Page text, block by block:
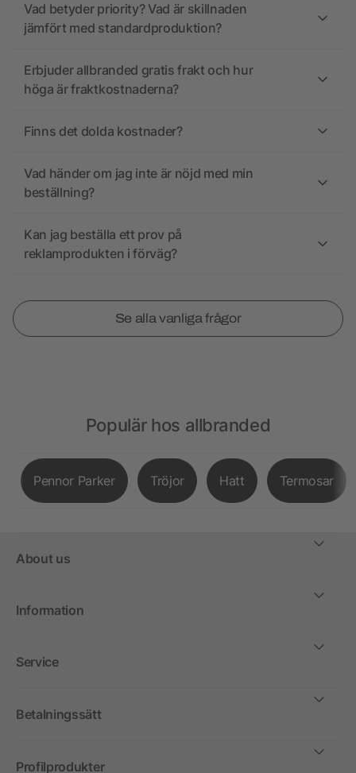
Vad betyder priority? Vad är skillnaden
jämfört med standardproduktion?
Erbjuder allbranded gratis frakt och hur
höga är fraktkostnaderna?
Finns det dolda kostnader?
Vad händer om jag inte är nöjd med min
beställning?
Kan jag beställa ett prov på
reklamprodukten i förväg?
Se alla vanliga frågor
Populär hos allbranded
Pennor Parker Tröjor Hatt Termosar
About us
Information
Service
Betalningssätt
Profilprodukter